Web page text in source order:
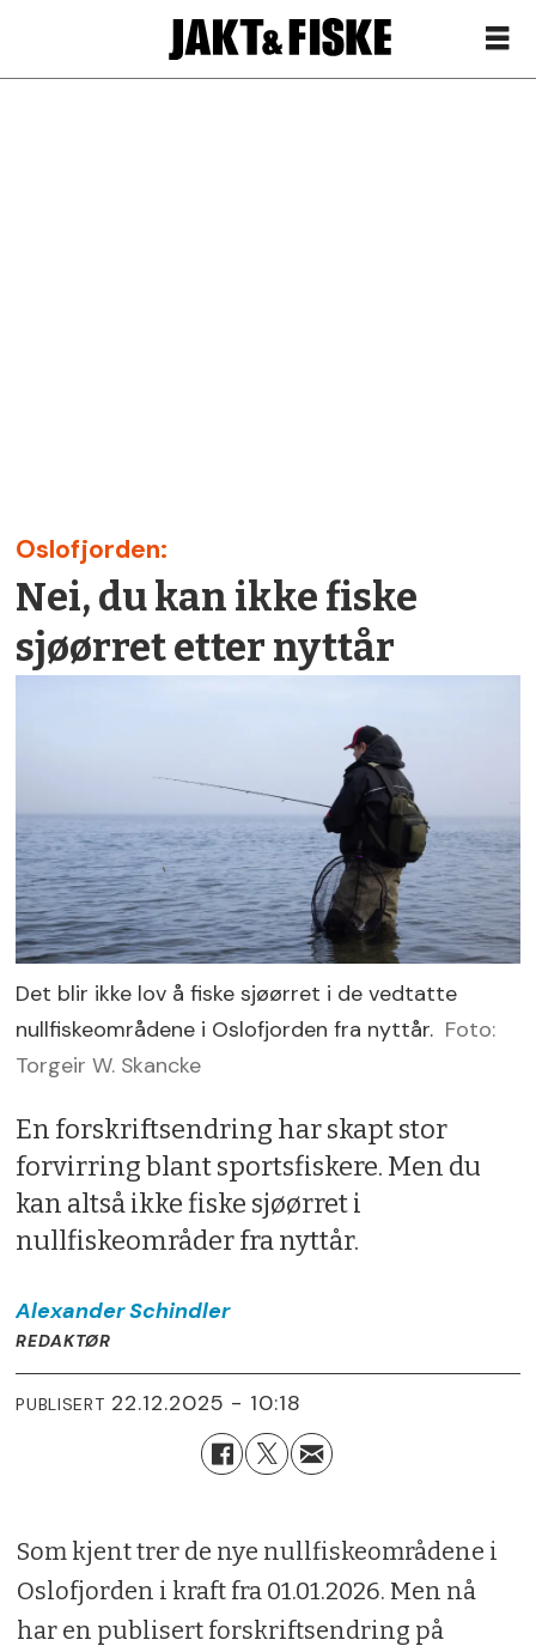
Oslofjorden:
Nei, du kan ikke fiske
sjøørret etter nyttår
Det blir ikke lov å fiske sjøørret i de vedtatte
nullfiskeområdene i Oslofjorden fra nyttår. Foto:
Torgeir W. Skancke
En forskriftsendring har skapt stor
forvirring blant sportsfiskere. Men du
kan altså ikke fiske sjøørret i
nullfiskeområder fra nyttår.
AlexanderSchindler
REDAKTØR
PUBLISERT 22.12.2025 - 10:18
Som kjent trer de nye nullfiskeområdene i
Oslofjorden i kraft fra 01.01.2026. Men nå
har en publisert forskriftsendring på